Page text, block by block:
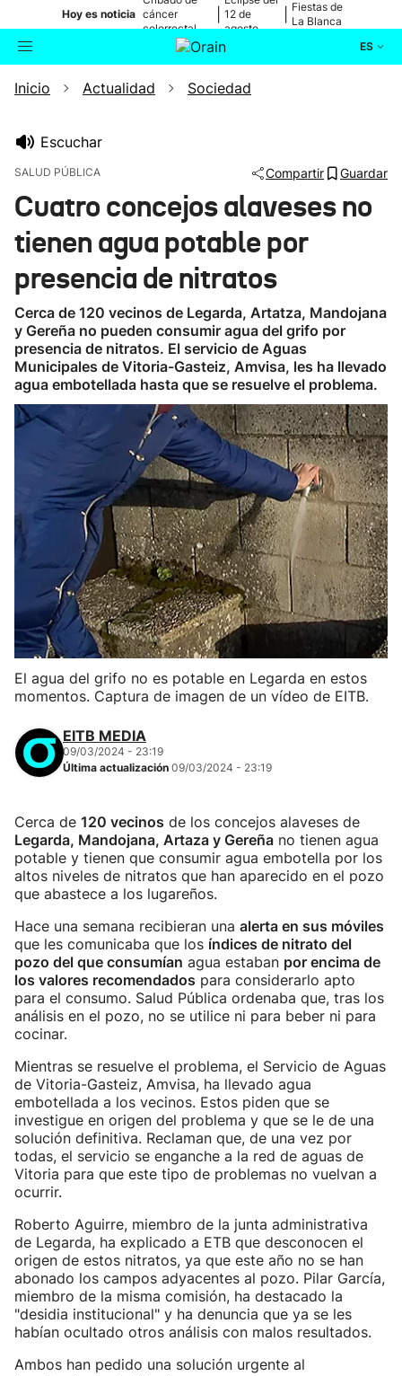
Hoy es noticia cáncer
colorrectal
12 de
agosto
Fiestas de
La Blanca
ES
Buscador Actualidad
Ikusmiran
Eguraldia
Inicio Actualidad Sociedad
Escuchar
SALUD PÚBLICA Compartir Guardar
Cuatro concejos alaveses no
tienen agua potable por
presencia de nitratos
Cerca de 120 vecinos de Legarda, Artatza, Mandojana
y Gereña no pueden consumir agua del grifo por
presencia de nitratos. El servicio de Aguas
Municipales de Vitoria-Gasteiz, Amvisa, les ha llevado
agua embotellada hasta que se resuelve el problema.
El agua del grifo no es potable en Legarda en estos
momentos. Captura de imagen de un vídeo de EITB.
EITB MEDIA
09/03/2024 - 23:19
Última actualización 09/03/2024 - 23:19
Cerca de 120 vecinos de los concejos alaveses de
Legarda, Mandojana, Artaza y Gereña no tienen agua
potable y tienen que consumir agua embotella por los
altos niveles de nitratos que han aparecido en el pozo
que abastece a los lugareños.
Hace una semana recibieran una alerta en sus móviles
que les comunicaba que los índices de nitrato del
pozo del que consumían agua estaban por encima de
los valores recomendados para considerarlo apto
para el consumo. Salud Pública ordenaba que, tras los
análisis en el pozo, no se utilice ni para beber ni para
cocinar.
Mientras se resuelve el problema, el Servicio de Aguas
de Vitoria-Gasteiz, Amvisa, ha llevado agua
embotellada a los vecinos. Estos piden que se
investigue en origen del problema y que se le de una
solución definitiva. Reclaman que, de una vez por
todas, el servicio se enganche a la red de aguas de
Vitoria para que este tipo de problemas no vuelvan a
ocurrir.
Roberto Aguirre, miembro de la junta administrativa
de Legarda, ha explicado a ETB que desconocen el
origen de estos nitratos, ya que este año no se han
abonado los campos adyacentes al pozo. Pilar García,
miembro de la misma comisión, ha destacado la
"desidia institucional" y ha denuncia que ya se les
habían ocultado otros análisis con malos resultados.
Ambos han pedido una solución urgente al